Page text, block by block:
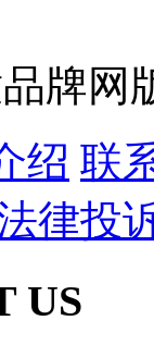
牌网
绍 联
律投
US